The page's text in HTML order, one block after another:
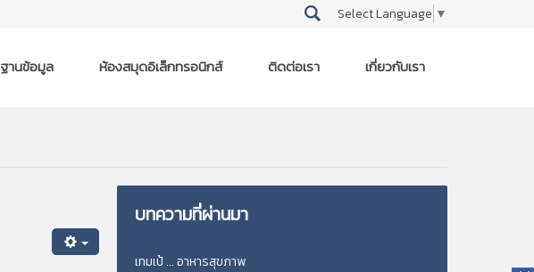
Select Language ▼
ฐานข้อมูล ห้องสมุดอิเล็กทรอนิกส์ ติดต่อเรา เกี่ยวกับเรา
บทความที่ผ่านมา
เทมเป้ ... อาหารสุขภาพ